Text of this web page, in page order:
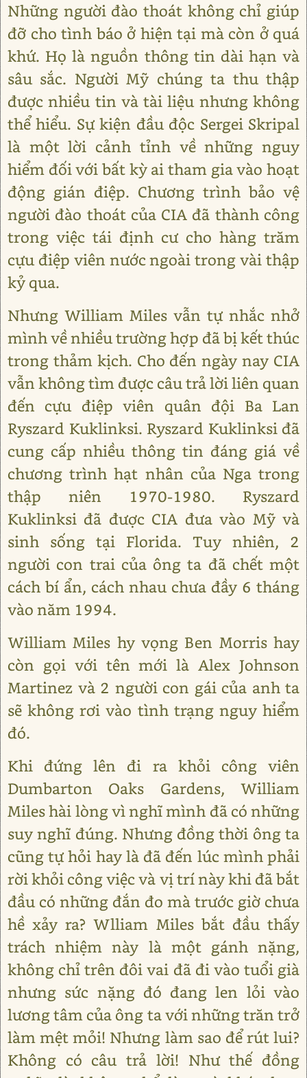
Những người đào thoát không chỉ giúp
đỡ cho tình báo ở hiện tại mà còn ở quá
khứ. Họ là nguồn thông tin dài hạn và
sâu sắc. Người Mỹ chúng ta thu thập
được nhiều tin và tài liệu nhưng không
thể hiểu. Sự kiện đầu độc Sergei Skripal
là một lời cảnh tỉnh về những nguy
hiểm đối với bất kỳ ai tham gia vào hoạt
động gián điệp. Chương trình bảo vệ
người đào thoát của CIA đã thành công
trong việc tái định cư cho hàng trăm
cựu điệp viên nước ngoài trong vài thập
kỷ qua.
Nhưng William Miles vẫn tự nhắc nhở
mình về nhiều trường hợp đã bị kết thúc
trong thảm kịch. Cho đến ngày nay CIA
vẫn không tìm được câu trả lời liên quan
đến cựu điệp viên quân đội Ba Lan
Ryszard Kuklinksi. Ryszard Kuklinksi đã
cung cấp nhiều thông tin đáng giá về
chương trình hạt nhân của Nga trong
thập niên 1970-1980. Ryszard
Kuklinksi đã được CIA đưa vào Mỹ và
sinh sống tại Florida. Tuy nhiên, 2
người con trai của ông ta đã chết một
cách bí ẩn, cách nhau chưa đầy 6 tháng
vào năm 1994.
William Miles hy vọng Ben Morris hay
còn gọi với tên mới là Alex Johnson
Martinez và 2 người con gái của anh ta
sẽ không rơi vào tình trạng nguy hiểm
đó.
Khi đứng lên đi ra khỏi công viên
Dumbarton Oaks Gardens, William
Miles hài lòng vì nghĩ mình đã có những
suy nghĩ đúng. Nhưng đồng thời ông ta
cũng tự hỏi hay là đã đến lúc mình phải
rời khỏi công việc và vị trí này khi đã bắt
đầu có những đắn đo mà trước giờ chưa
hề xảy ra? Wlliam Miles bắt đầu thấy
trách nhiệm này là một gánh nặng,
không chỉ trên đôi vai đã đi vào tuổi già
nhưng sức nặng đó đang len lỏi vào
lương tâm của ông ta với những trăn trở
làm mệt mỏi! Nhưng làm sao để rút lui?
Không có câu trả lời! Như thế đồng